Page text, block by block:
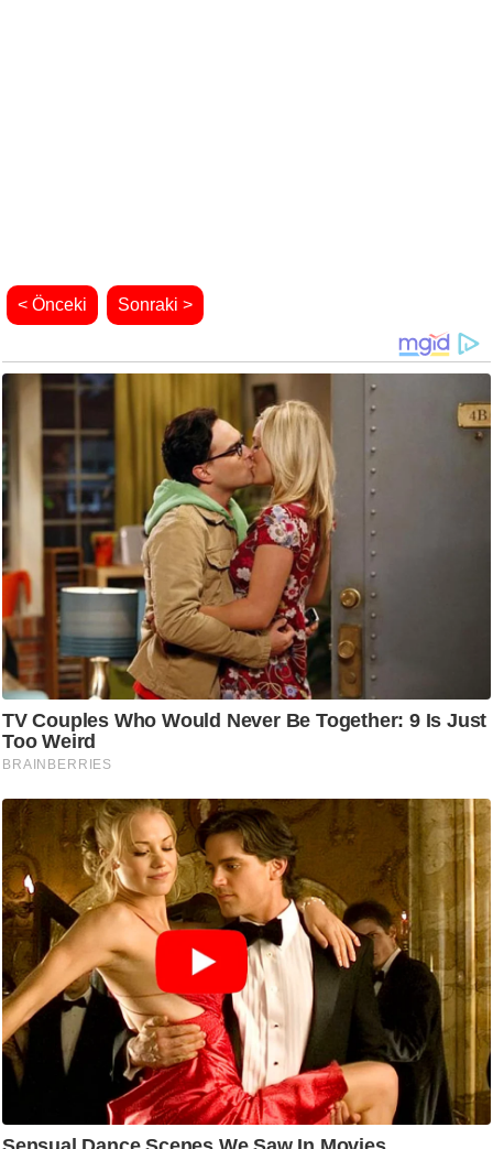
< Önceki Sonraki >